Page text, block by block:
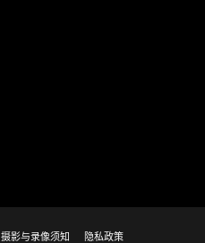
摄影与录像须知 隐私政策